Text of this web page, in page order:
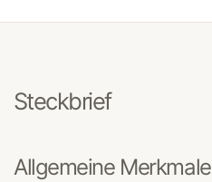
Steckbrief
Allgemeine Merkmale